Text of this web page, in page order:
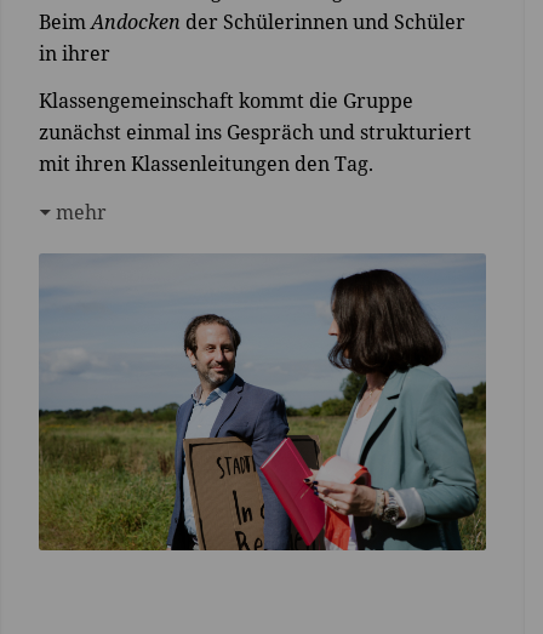
BeimAndocken der Schülerinnen und Schüler
in ihrer
Klassengemeinschaft kommt die Gruppe
zunächst einmal ins Gespräch und strukturiert
mit ihren Klassenleitungen den Tag.
mehr